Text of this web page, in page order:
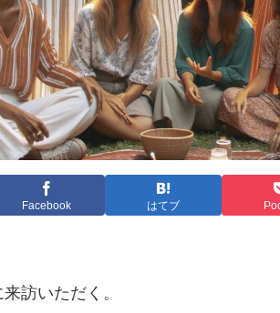
Facebook はてブ
訪いただく。